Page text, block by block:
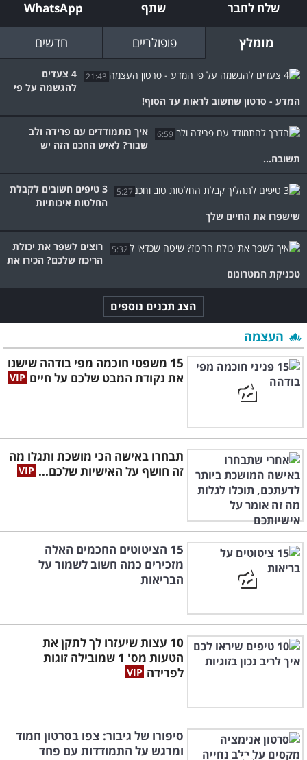
שלח לחבר שתף WhatsApp
מומלץ פופולריים חדשים
21:43
4 צעדים
להגשמה על פי
המדע - סרטון שחשוב לראות עד הסוף!
6:59
איך מתמודדים עם פרידה ולב
שבור? לאיש החכם הזה יש
תשובה...
5:27
3 טיפים חשובים לקבלת
החלטות איכותיות
שישפרו את החיים שלך
5:32
רוצים לשפר את יכולת
הריכוז שלכם? הכירו את
טכניקת המטרונום
הצג תכנים נוספים
העצמה
15 משפטי חוכמה מפי בודהה שישנו
את נקודת המבט שלכם על חיים
תבחרו באישה הכי מושכת ותגלו מה
זה חושף על האישיות שלכם...
15 הציטוטים החכמים האלה
מזכירים כמה חשוב לשמור על
הבריאות
10 עצות שיעזרו לך לתקן את
הטעות מס' 1 שמובילה זוגות
לפרידה
סיפורו של גיבור: צפו בסרטון חמוד
ומרגש על התמודדות עם פחד